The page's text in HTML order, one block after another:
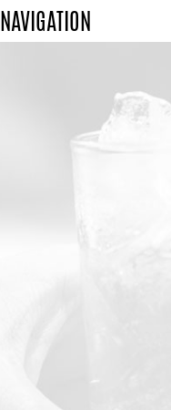
NAVIGATION